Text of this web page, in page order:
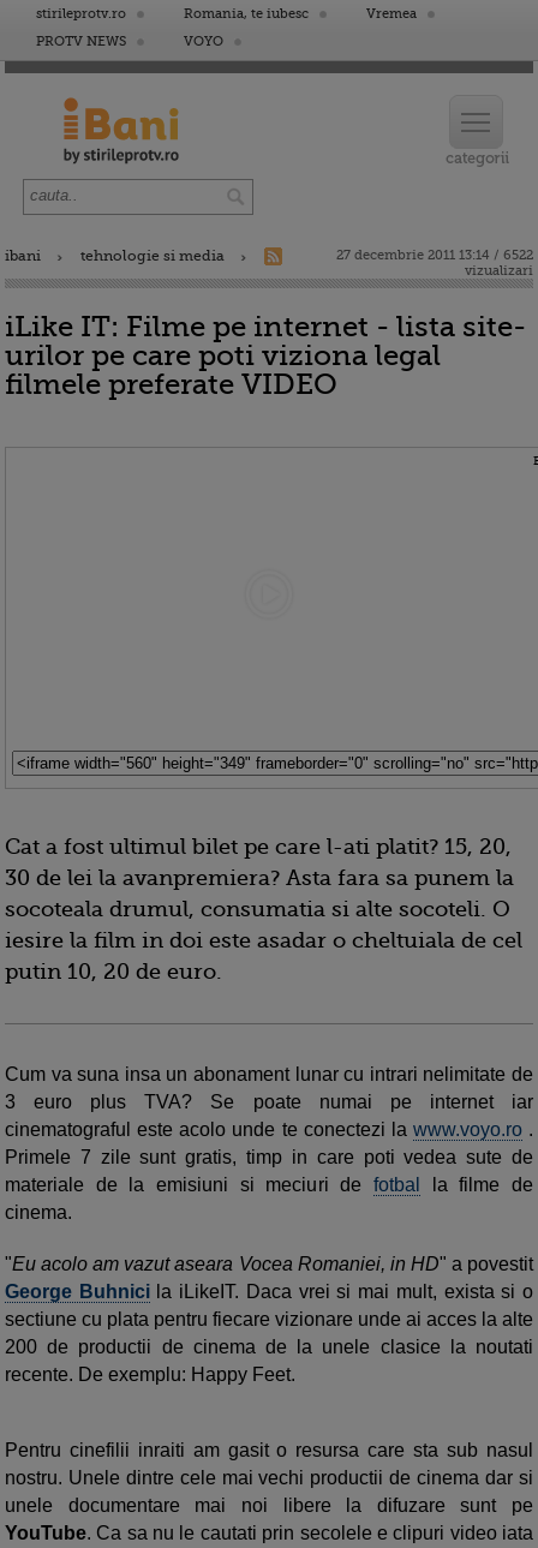
stirileprotv.ro Romania, te iubesc
Vremea
PROTV NEWS
VOYO
ibani tehnologie si media
27 decembrie 2011 13:14 / 6522
vizualizari
iLike IT: Filme pe internet - lista site-
urilor pe care poti viziona legal
filmele preferate VIDEO
Cat a fost ultimul bilet pe care l-ati platit? 15, 20,
30 de lei la avanpremiera? Asta fara sa punem la
socoteala drumul, consumatia si alte socoteli. O
iesire la film in doi este asadar o cheltuiala de cel
putin 10, 20 de euro.
Cum va suna insa un abonament lunar cu intrari nelimitate de
3 euro plus TVA? Se poate numai pe internet iar
cinematograful este acolo unde te conectezi la www.voyo.ro.
Primele 7 zile sunt gratis, timp in care poti vedea sute de
materiale de la emisiuni si meciuri de fotbal
la filme de
cinema.
"Eu acolo am vazut aseara Vocea Romaniei, in HD" a povestit
George Buhnici la iLikeIT. Daca vrei si mai mult, exista si o
sectiune cu plata pentru fiecare vizionare unde ai acces la alte
200 de productii de cinema de la unele clasice la noutati
recente. De exemplu: Happy Feet.
Pentru cinefilii inraiti am gasit o resursa care sta sub nasul
nostru. Unele dintre cele mai vechi productii de cinema dar si
unele documentare mai noi libere la difuzare sunt pe
YouTube. Ca sa nu le cautati prin secolele e clipuri video iata